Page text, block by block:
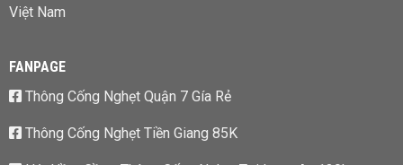
Việt Nam
FANPAGE
Thông Cống Nghẹt Quận 7 Gía Rẻ
Thông Cống Nghẹt Tiền Giang 85K